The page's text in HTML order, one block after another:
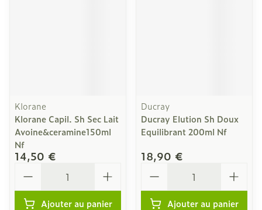
Klorane
Klorane Capil. Sh Sec Lait
Avoine&ceramine150ml
Nf
14,50 €
Ajouter au panier
Ducray
Ducray Elution Sh Doux
Equilibrant 200ml Nf
18,90 €
Ajouter au panier